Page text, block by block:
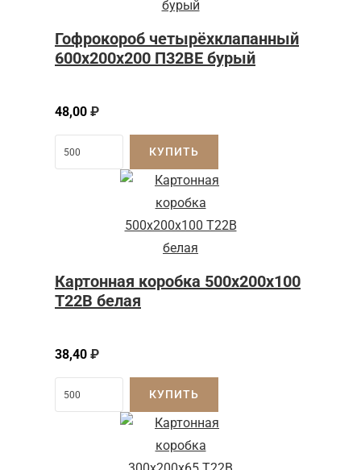
Гофрокороб четырёхклапанный
600x200x200 П32BE бурый
48,00 ₽
КУПИТЬ
Картонная коробка 500x200x100
Т22B белая
38,40 ₽
КУПИТЬ